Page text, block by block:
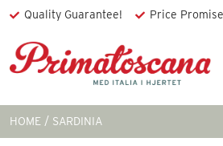
Quality Guarantee! Price
HOME SARDINIA